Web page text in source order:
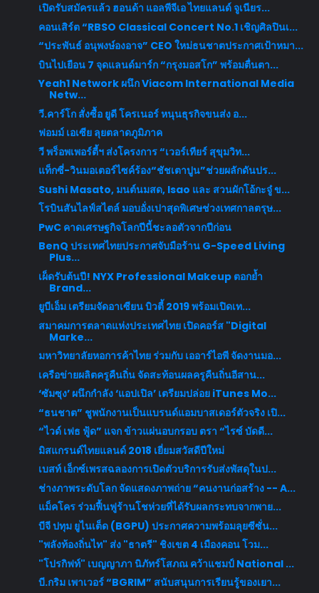
เปิดรับสมัครแล้ว ฮอนด้า แอลพีจีเอ ไทยแลนด์ จูเนียร...
คอนเสิร์ต “RBSO Classical Concert No.1 เชิญศิลปินเ...
“ประพันธ์ อนุพงษ์องอาจ” CEO ใหม่ธนชาตประกาศเป้าหมา...
บินไปเยือน 7 จุดแลนด์มาร์ก “กรุงมอสโก” พร้อมตื่นตา...
Yeah1 Network ผนึก Viacom International Media
Netw...
วี.คาร์โก สั่งซื้อ ยูดี โครเนอร์ หนุนธุรกิจขนส่ง อ...
ฟอมม์ เอเซีย ลุยตลาดภูมิภาค
วี พร็อพเพอร์ตี้ฯ ส่งโครงการ “เวอร์เทียร์ สุขุมวิท...
แท็กซี่-วินมอเตอร์ไซค์ร้อง“ชัชเตาปูน”ช่วยผลักดันปร...
Sushi Masato, มนต์นมสด, Isao และ สวนผักโอ้กะจู๋ ข...
โรบินสันไลฟ์สไตล์ มอบอั่งเปาสุดพิเศษช่วงเทศกาลตรุษ...
PwC คาดเศรษฐกิจโลกปีนี้ชะลอตัวจากปีก่อน
BenQ ประเทศไทยประกาศจับมือร้าน G-Speed Living
Plus...
เผ็ดรับต้นปี! NYX Professional Makeup ตอกย้ำ
Brand...
ยูบีเอ็ม เตรียมจัดอาเซียน บิวตี้ 2019 พร้อมเปิดเท...
สมาคมการตลาดแห่งประเทศไทย เปิดคอร์ส "Digital
Marke...
มหาวิทยาลัยหอการค้าไทย ร่วมกับ เออาร์ไอพี จัดงานมอ...
เครือข่ายผลิตครูคืนถิ่น จัดสะท้อนผลครูคืนถิ่นอีสาน...
‘ซัมซุง’ ผนึกกำลัง ‘แอปเปิล’ เตรียมปล่อย iTunes Mo...
“ธนชาต” ชูพนักงานเป็นแบรนด์แอมบาสเดอร์ตัวจริง เปิ...
“ไวด์ เฟธ ฟู้ด” แจก ข้าวแผ่นอบกรอบ ตรา “ไรซ์ บัดดี...
มิสแกรนด์ไทยแลนด์ 2018 เยี่ยมสวัสดีปีใหม่
เบสท์ เอ็กซ์เพรสฉลองการเปิดตัวบริการรับส่งพัสดุในป...
ช่างภาพระดับโลก จัดแสดงภาพถ่าย “คนงานก่อสร้าง -- A...
แม็คโคร ร่วมฟื้นฟูร้านโชห่วยที่ได้รับผลกระทบจากพาย...
บีจี ปทุม ยูไนเต็ด (BGPU) ประกาศความพร้อมลุยซีซั่น...
"พลังท้องถิ่นไท" ส่ง "ธาตรี" ชิงเขต 4 เมืองคอน โวม...
"โปรกิฟท์" เบญญาภา นิภัทร์โสภณ คว้าแชมป์ National ...
บี.กริม เพาเวอร์ “BGRIM” สนับสนุนการเรียนรู้ของเยา...